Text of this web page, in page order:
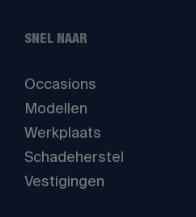
SNEL NAAR
Occasions
Modellen
Werkplaats
Schadeherstel
Vestigingen